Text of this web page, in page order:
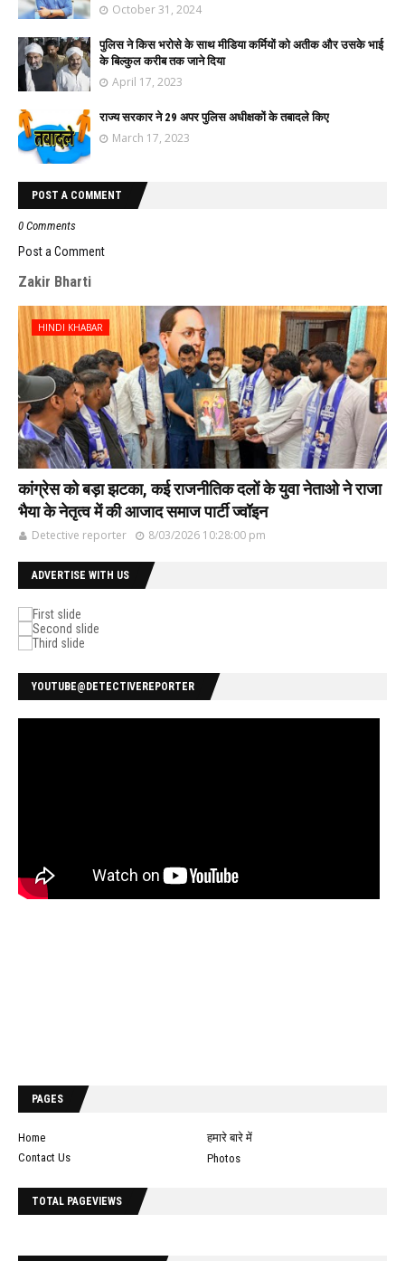
October 31, 2024
पुलिस ने किस भरोसे के साथ मीडिया कर्मियों को अतीक और उसके भाई
के बिल्कुल करीब तक जाने दिया
April 17, 2023
राज्य सरकार ने 29 अपर पुलिस अधीक्षकों के तबादले किए
March 17, 2023
POST A COMMENT
0 Comments
Post a Comment
Zakir Bharti
HINDI KHABAR
कांग्रेस को बड़ा झटका, कई राजनीतिक दलों के युवा नेताओ ने राजा
भैया के नेतृत्व में की आजाद समाज पार्टी ज्वॉइन
Detective reporter 8/03/2026 10:28:00 pm
ADVERTISE WITH US
YOUTUBE@DETECTIVEREPORTER
PAGES
Home
हमारे बारे में
Contact Us
Photos
TOTAL PAGEVIEWS